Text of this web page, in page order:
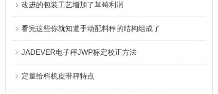
改进的包装工艺增加了草莓利润
看完这些你就知道手动配料秤的结构组成了
JADEVER电子秤JWP标定校正方法
定量给料机皮带秤特点